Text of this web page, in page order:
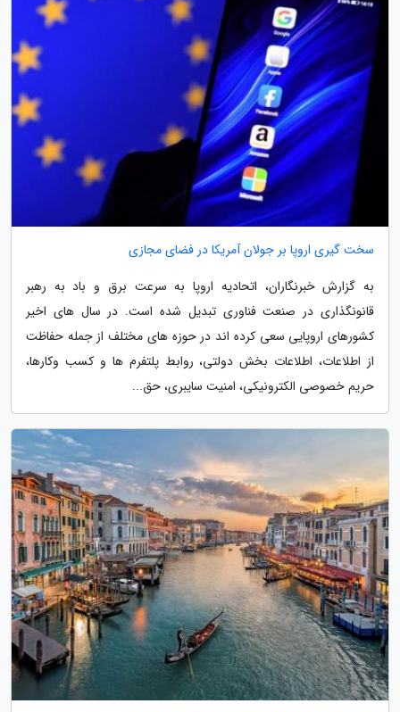
سخت گیری اروپا بر جولان آمریکا در فضای مجازی
به گزارش خبرنگاران، اتحادیه اروپا به سرعت برق و باد به رهبر
قانونگذاری در صنعت فناوری تبدیل شده است. در سال های اخیر
کشورهای اروپایی سعی کرده اند در حوزه های مختلف از جمله حفاظت
از اطلاعات، اطلاعات بخش دولتی، روابط پلتفرم ها و کسب وکارها،
حریم خصوصی الکترونیکی، امنیت سایبری، حق...